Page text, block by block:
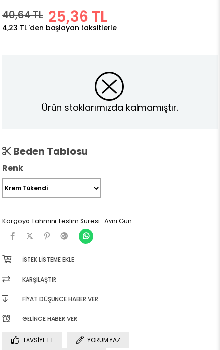
40,64 TL 25,36 TL
4,23 TL 'den başlayan taksitlerle
Ürün stoklarımızda kalmamıştır.
Beden Tablosu
Renk
Kargoya Tahmini Teslim Süresi : Aynı Gün
İSTEK LISTEME EKLE
KARŞILAŞTIR
FIYAT DÜŞÜNCE HABER VER
GELINCE HABER VER
TAVSIYE ET
YORUM YAZ